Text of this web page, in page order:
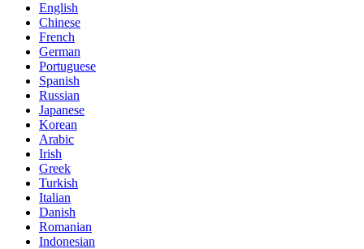
English
Chinese
French
German
Portuguese
Spanish
Russian
Japanese
Korean
Arabic
Irish
Greek
Turkish
Italian
Danish
Romanian
Indonesian